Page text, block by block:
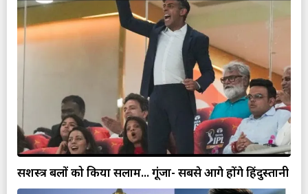
सशस्त्र बलों को किया सलाम... गूंजा- सबसे आगे होंगे हिंदुस्तानी